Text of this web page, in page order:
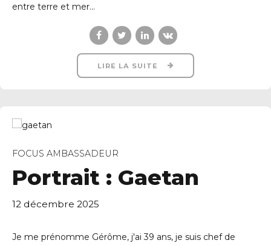
entre terre et mer...
LIRE LA SUITE
FOCUS AMBASSADEUR
Portrait : Gaetan
12 décembre 2025
Je me prénomme Gérôme, j'ai 39 ans, je suis chef de